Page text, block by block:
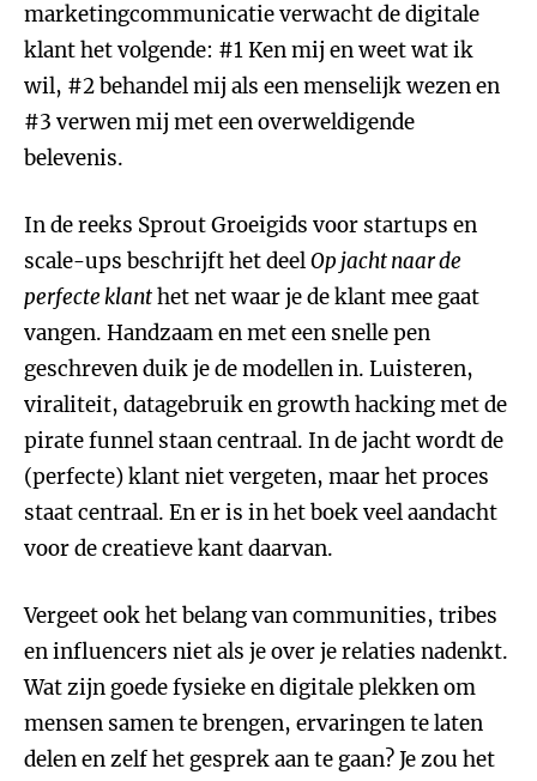
marketingcommunicatie verwacht de digitale
klant het volgende: #1 Ken mij en weet wat ik
wil, #2 behandel mij als een menselijk wezen en
#3 verwen mij met een overweldigende
belevenis.
In de reeks Sprout Groeigids voor startups en
scale-ups beschrijft het deelOp jacht naar de
perfecte klanthet net waar je de klant mee gaat
vangen. Handzaam en met een snelle pen
geschreven duik je de modellen in. Luisteren,
viraliteit, datagebruik en growth hacking met de
pirate funnel staan centraal. In de jacht wordt de
(perfecte) klant niet vergeten, maar het proces
staat centraal. En er is in het boek veel aandacht
voor de creatieve kant daarvan.
Vergeet ook het belang van communities, tribes
en influencers niet als je over je relaties nadenkt.
Wat zijn goede fysieke en digitale plekken om
mensen samen te brengen, ervaringen te laten
delen en zelf het gesprek aan te gaan? Je zou het